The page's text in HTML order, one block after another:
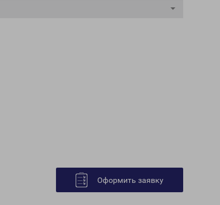
Оформить заявку